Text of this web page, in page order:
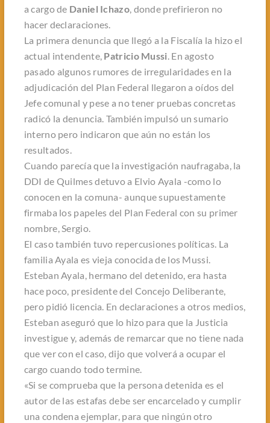
a cargo de Daniel Ichazo, donde prefirieron no
hacer declaraciones.
La primera denuncia que llegó a la Fiscalía la hizo el
actual intendente, Patricio Mussi. En agosto
pasado algunos rumores de irregularidades en la
adjudicación del Plan Federal llegaron a oídos del
Jefe comunal y pese a no tener pruebas concretas
radicó la denuncia. También impulsó un sumario
interno pero indicaron que aún no están los
resultados.
Cuando parecía que la investigación naufragaba, la
DDI de Quilmes detuvo a Elvio Ayala -como lo
conocen en la comuna- aunque supuestamente
firmaba los papeles del Plan Federal con su primer
nombre, Sergio.
El caso también tuvo repercusiones políticas. La
familia Ayala es vieja conocida de los Mussi.
Esteban Ayala, hermano del detenido, era hasta
hace poco, presidente del Concejo Deliberante,
pero pidió licencia. En declaraciones a otros medios,
Esteban aseguró que lo hizo para que la Justicia
investigue y, además de remarcar que no tiene nada
que ver con el caso, dijo que volverá a ocupar el
cargo cuando todo termine.
«Si se comprueba que la persona detenida es el
autor de las estafas debe ser encarcelado y cumplir
una condena ejemplar, para que ningún otro